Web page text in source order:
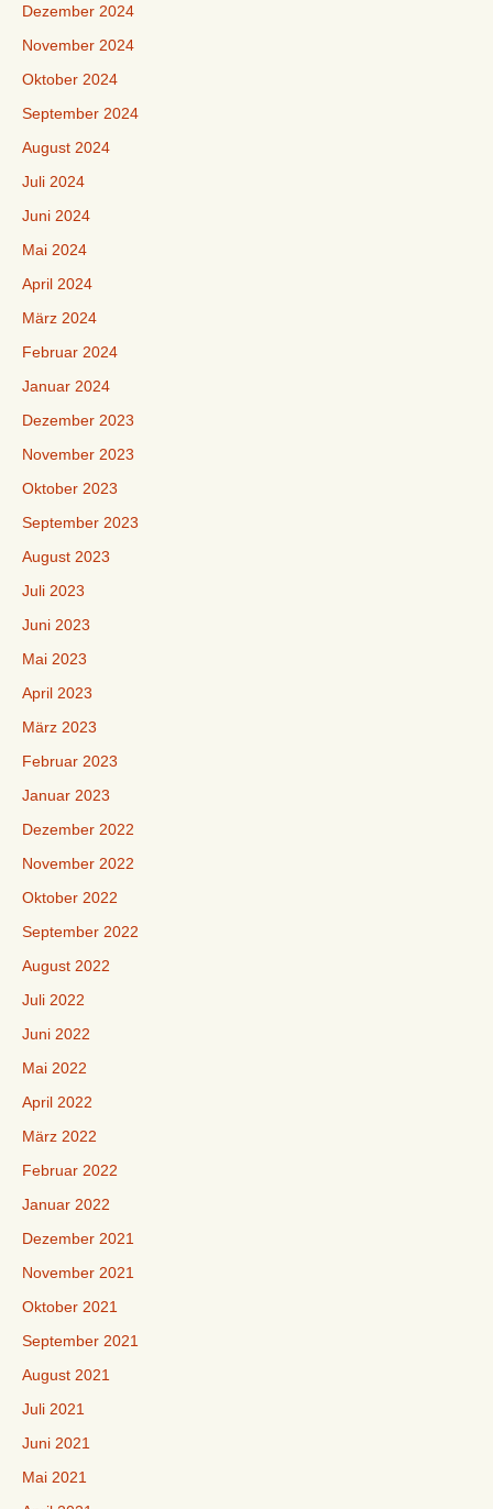
Dezember 2024
November 2024
Oktober 2024
September 2024
August 2024
Juli 2024
Juni 2024
Mai 2024
April 2024
März 2024
Februar 2024
Januar 2024
Dezember 2023
November 2023
Oktober 2023
September 2023
August 2023
Juli 2023
Juni 2023
Mai 2023
April 2023
März 2023
Februar 2023
Januar 2023
Dezember 2022
November 2022
Oktober 2022
September 2022
August 2022
Juli 2022
Juni 2022
Mai 2022
April 2022
März 2022
Februar 2022
Januar 2022
Dezember 2021
November 2021
Oktober 2021
September 2021
August 2021
Juli 2021
Juni 2021
Mai 2021